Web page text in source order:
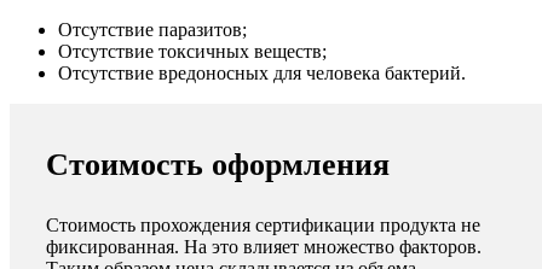
Отсутствие паразитов;
Отсутствие токсичных веществ;
Отсутствие вредоносных для человека бактерий.
Стоимость оформления
Стоимость прохождения сертификации продукта не
фиксированная. На это влияет множество факторов.